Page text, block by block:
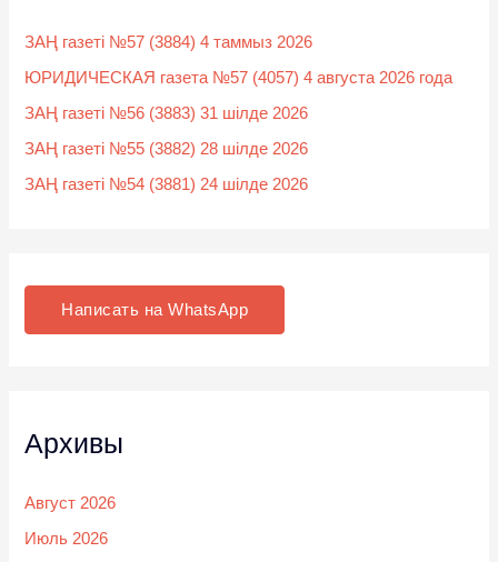
ЗАҢ газеті №57 (3884) 4 таммыз 2026
ЮРИДИЧЕСКАЯ газета №57 (4057) 4 августа 2026 года
ЗАҢ газеті №56 (3883) 31 шілде 2026
ЗАҢ газеті №55 (3882) 28 шілде 2026
ЗАҢ газеті №54 (3881) 24 шілде 2026
Написать на WhatsApp
Архивы
Август 2026
Июль 2026